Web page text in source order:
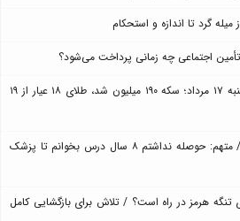
گرد تا اندازه و استحکام
اجتماعی چه زمانی پرداخت می‌شود؟
قیمت طلا، سکه و دلار امروز شنبه ۱۷ مرداد؛ سکه ۱۹۰ میلیون شد، طلای ۱۸ عیار از ۱۹
بازداشت دو جراح زیبایی قلابی/ متهم: حوصله نداشتم ۸ سال درس بخوانم تا پزشک
برای تنگه هرمز در راه است؟ / تلاش برای بازگشایی کامل